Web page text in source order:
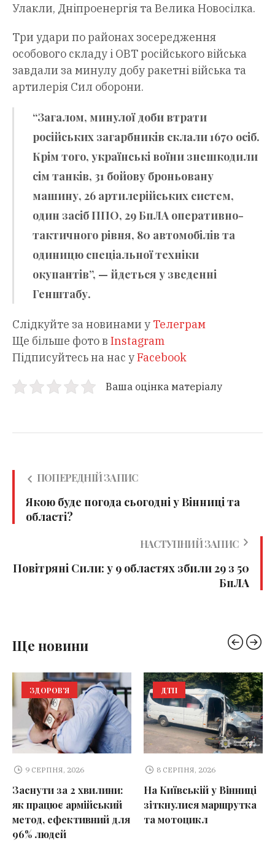
Улакли, Дніпроенергія та Велика Новосілка.
Три удари по районах зосередження
особового складу і ОВТ російського війська
завдали за минулу добу ракетні війська та
артилерія Сил оборони.
“Загалом, минулої доби втрати
російських загарбників склали 1670 осіб.
Крім того, українські воїни знешкодили
сім танків, 31 бойову броньовану
машину, 26 артилерійських систем,
один засіб ППО, 29 БпЛА оперативно-
тактичного рівня, 80 автомобілів та
одиницю спеціальної техніки
окупантів”, — йдеться у зведенні
Генштабу.
Слідкуйте за новинами у Телеграм
Ще більше фото в Instagram
Підписуйтесь на нас уFacebook
Ваша оцінка матеріалу
ПОПЕРЕДНІЙ ЗАПИС
Якою буде погода сьогодні у Вінниці та
області?
НАСТУПНИЙ ЗАПИС
Повітряні Сили: у 9 областях збили 29 з 50
БпЛА
Ще новини
ЗДОРОВ'Я
9 СЕРПНЯ, 2026
Заснути за 2 хвилини:
як працює армійський
метод, ефективний для
96% людей
ДТП
8 СЕРПНЯ, 2026
На Київській у Вінниці
зіткнулися маршрутка
та мотоцикл